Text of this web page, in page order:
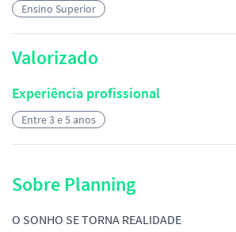
Ensino Superior
Valorizado
Experiência profissional
Entre 3 e 5 anos
Sobre Planning
O SONHO SE TORNA REALIDADE